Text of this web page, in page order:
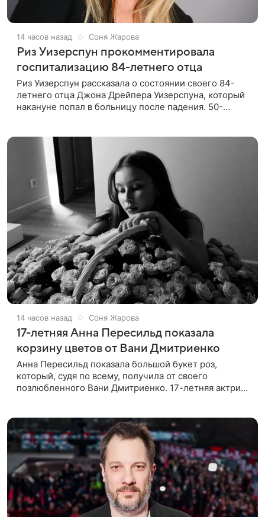
14 часов назад Соня Жарова
Риз Уизерспун прокомментировала
госпитализацию 84-летнего отца
Риз Уизерспун рассказала о состоянии своего 84-
летнего отца Джона Дрейпера Уизерспуна, который
накануне попал в больницу после падения. 50-
14 часов назад Соня Жарова
17-летняя Анна Пересильд показала
корзину цветов от Вани Дмитриенко
Анна Пересильд показала большой букет роз,
который, судя по всему, получилa от своего
позлюбленного Вани Дмитриенко. 17-летняя актриса